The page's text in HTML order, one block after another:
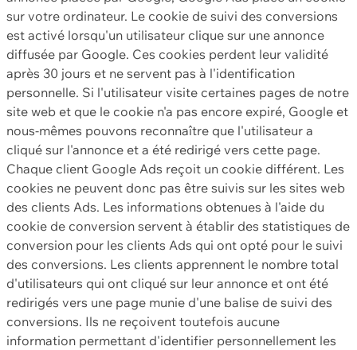
sur votre ordinateur. Le cookie de suivi des conversions
est activé lorsqu'un utilisateur clique sur une annonce
diffusée par Google. Ces cookies perdent leur validité
après 30 jours et ne servent pas à l'identification
personnelle. Si l'utilisateur visite certaines pages de notre
site web et que le cookie n'a pas encore expiré, Google et
nous-mêmes pouvons reconnaître que l'utilisateur a
cliqué sur l'annonce et a été redirigé vers cette page.
Chaque client Google Ads reçoit un cookie différent. Les
cookies ne peuvent donc pas être suivis sur les sites web
des clients Ads. Les informations obtenues à l'aide du
cookie de conversion servent à établir des statistiques de
conversion pour les clients Ads qui ont opté pour le suivi
des conversions. Les clients apprennent le nombre total
d'utilisateurs qui ont cliqué sur leur annonce et ont été
redirigés vers une page munie d'une balise de suivi des
conversions. Ils ne reçoivent toutefois aucune
information permettant d'identifier personnellement les